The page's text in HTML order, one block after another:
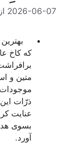
2026-06-07 از
كه كاخ
متین و
موجودات
ذرّات
عنایت
بسوى
آورد.